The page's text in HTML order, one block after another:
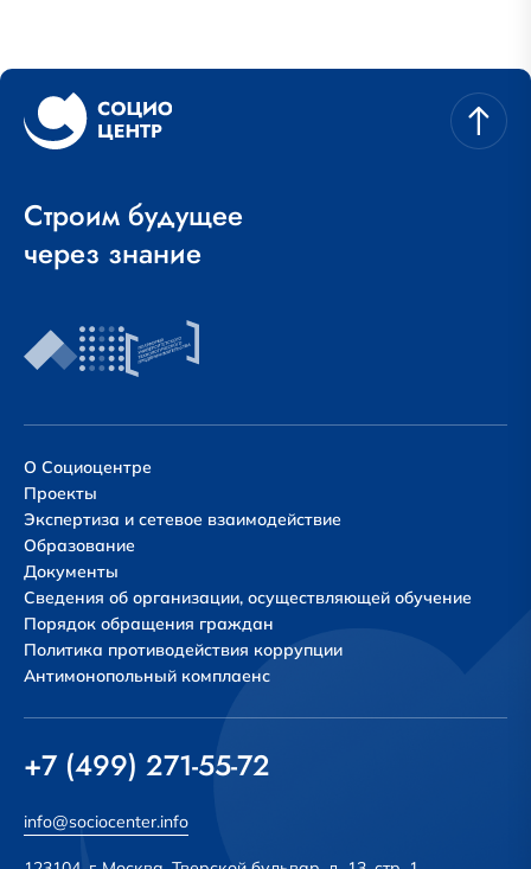
Строим будущее
через знание
О Социоцентре
Проекты
Экспертиза и сетевое взаимодействие
Образование
Документы
Сведения об организации, осуществляющей обучение
Порядок обращения граждан
Политика противодействия коррупции
Антимонопольный комплаенс
+7 (499) 271-55-72
info@sociocenter.info